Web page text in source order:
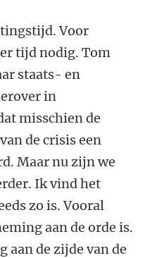
Voor
tijd nodig. Tom
staats- en
in
misschien de
de crisis een
Maar nu zijn we
Ik vind het
zo is. Vooral
aan de orde is.
aan de zijde van de